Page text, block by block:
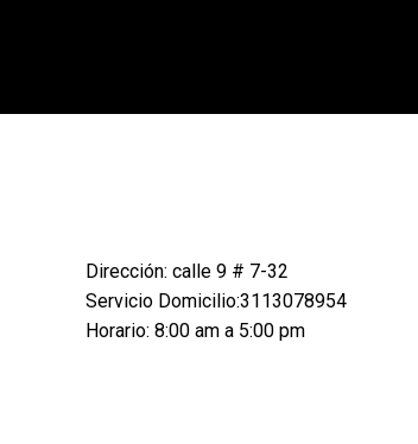
Dirección: calle 9 # 7-32
Servicio Domicilio:3113078954
Horario: 8:00 am a 5:00 pm